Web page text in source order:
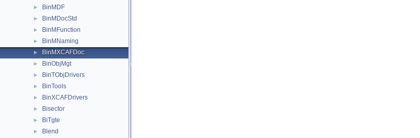
► BinMDF
► BinMDocStd
► BinMFunction
► BinMNaming
► BinMXCAFDoc
► BinObjMgt
► BinTObjDrivers
► BinTools
► BinXCAFDrivers
► Bisector
► BiTgte
► Blend